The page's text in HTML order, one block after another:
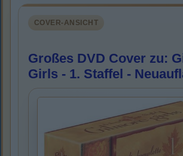
COVER-ANSICHT
Großes DVD Cover zu:
Girls - 1. Staffel -